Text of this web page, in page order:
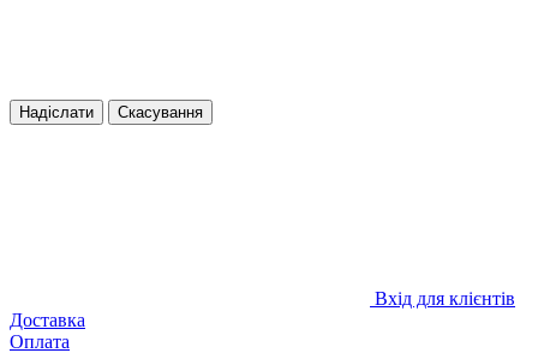
Надіслати Скасування
Вхід для клієнтів
Доставка
Оплата